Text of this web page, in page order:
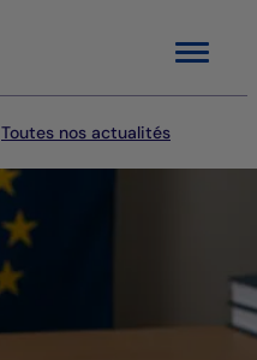
Menu
Toutes nos actualités